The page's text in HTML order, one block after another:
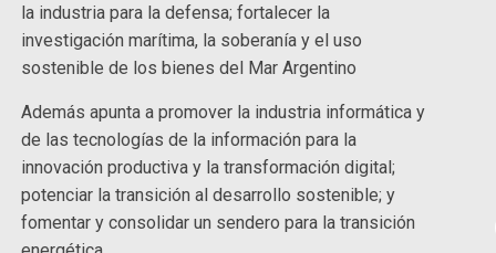
la industria para la defensa; fortalecer la
investigación marítima, la soberanía y el uso
sostenible de los bienes del Mar Argentino
Además apunta a promover la industria informática y
de las tecnologías de la información para la
innovación productiva y la transformación digital;
potenciar la transición al desarrollo sostenible; y
fomentar y consolidar un sendero para la transición